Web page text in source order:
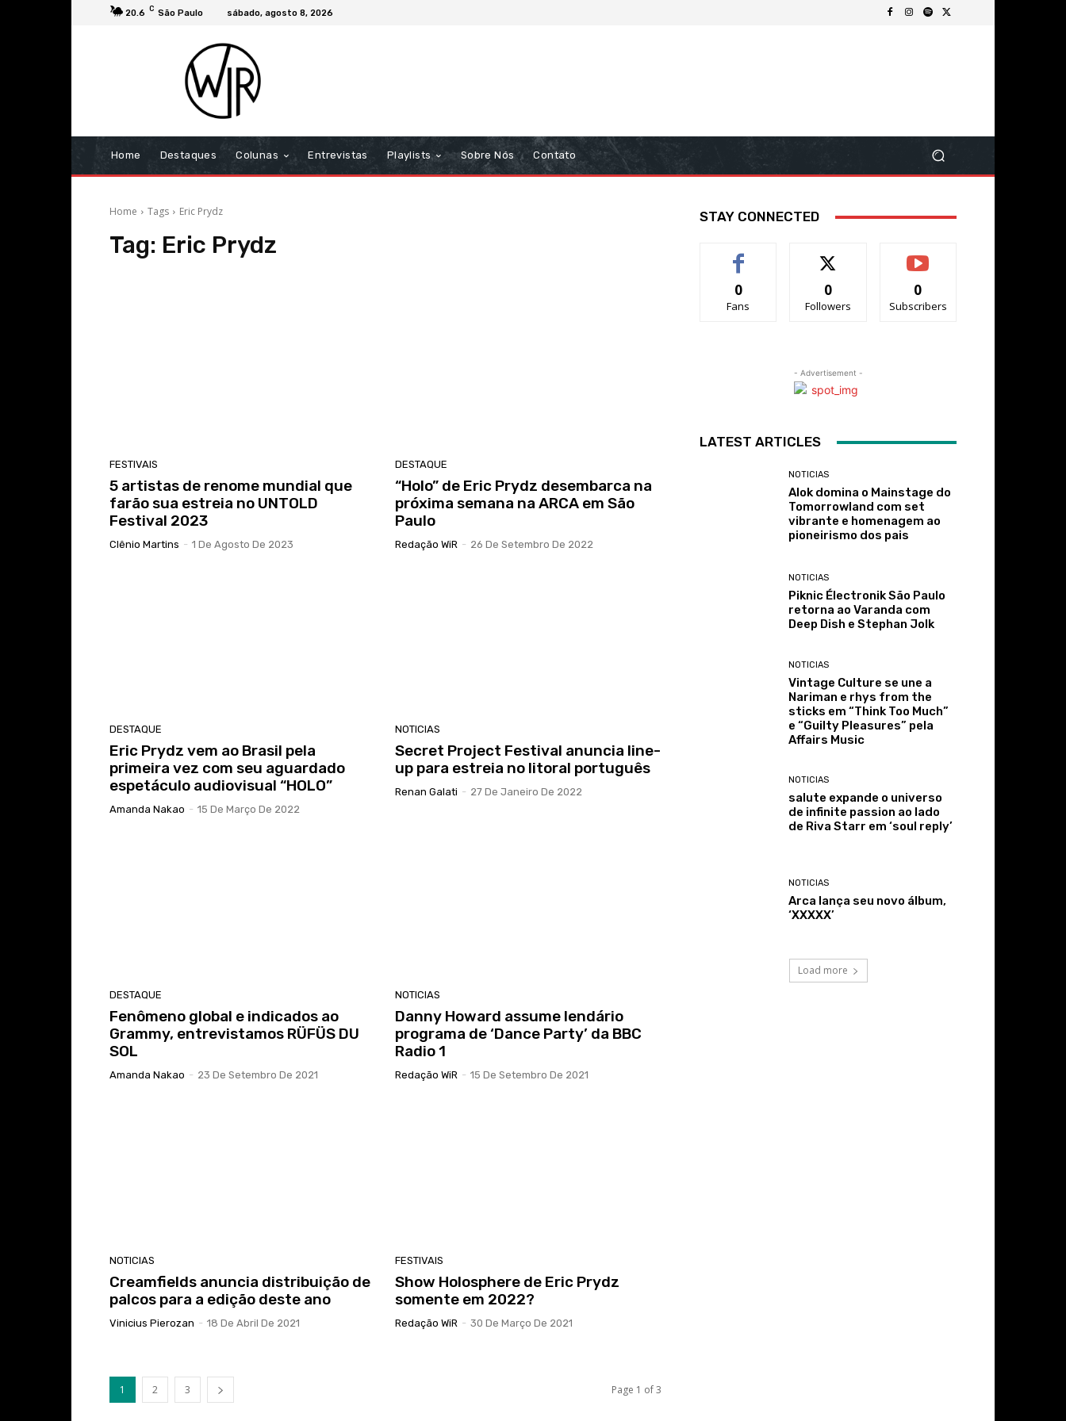
20.6 C São Paulo sábado, agosto 8, 2026
Home Destaques Colunas Entrevistas Playlists Sobre Nós Contato
Home Tags Eric Prydz
Tag: Eric Prydz
FESTIVAIS
5 artistas de renome mundial que
farão sua estreia no UNTOLD
Festival 2023
Clênio Martins - 1 De Agosto De 2023
DESTAQUE
“Holo” de Eric Prydz desembarca na
próxima semana na ARCA em São
Paulo
Redação WiR - 26 De Setembro De 2022
DESTAQUE
Eric Prydz vem ao Brasil pela
primeira vez com seu aguardado
espetáculo audiovisual “HOLO”
Amanda Nakao - 15 De Março De 2022
NOTICIAS
Secret Project Festival anuncia line-
up para estreia no litoral português
Renan Galati - 27 De Janeiro De 2022
DESTAQUE
Fenômeno global e indicados ao
Grammy, entrevistamos RÜFÜS DU
SOL
Amanda Nakao - 23 De Setembro De 2021
NOTICIAS
Danny Howard assume lendário
programa de ‘Dance Party’ da BBC
Radio 1
Redação WiR - 15 De Setembro De 2021
NOTICIAS
Creamfields anuncia distribuição de
palcos para a edição deste ano
Vinicius Pierozan - 18 De Abril De 2021
FESTIVAIS
Show Holosphere de Eric Prydz
somente em 2022?
Redação WiR - 30 De Março De 2021
1 2 3 Page 1 of 3
STAY CONNECTED
0
Fans
0
Followers
0
Subscribers
- Advertisement -
LATEST ARTICLES
NOTICIAS
Alok domina o Mainstage do
Tomorrowland com set
vibrante e homenagem ao
pioneirismo dos pais
NOTICIAS
Piknic Électronik São Paulo
retorna ao Varanda com
Deep Dish e Stephan Jolk
NOTICIAS
Vintage Culture se une a
Nariman e rhys from the
sticks em “Think Too Much”
e “Guilty Pleasures” pela
Affairs Music
NOTICIAS
salute expande o universo
de infinite passion ao lado
de Riva Starr em ‘soul reply’
NOTICIAS
Arca lança seu novo álbum,
‘XXXXX’
Load more